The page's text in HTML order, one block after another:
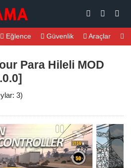
Eğlence Güvenlik Araçlar
Para Hileli MOD
3)